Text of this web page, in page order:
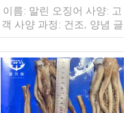
이름: 말린 오징어 사양: 고
객 사양 과정: 건조, 양념 글
레이징: IQF 40%(맞춤형)
포장: 1kg / 가방, 10kg / 짠
가방 (맞춤형) 판매 모델: 도
매/수출 최소. 주문: 20피트
컨테이너 / 40피트 컨테이
너 지불: 보자마자 TT / С확
더 읽기